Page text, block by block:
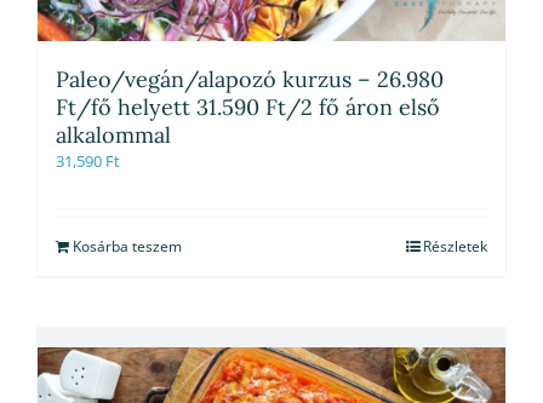
Paleo/vegán/alapozó kurzus – 26.980
Ft/fő helyett 31.590 Ft/2 fő áron első
alkalommal
31,590 Ft
Kosárba teszem Részletek